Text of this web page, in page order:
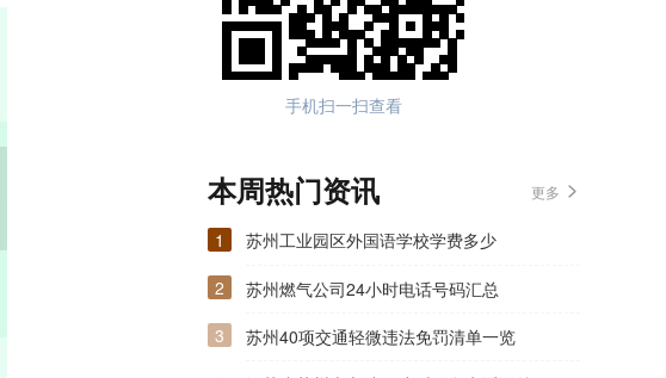
手机扫一扫查看
本周热门资讯 更多
1
苏州工业园区外国语学校学费多少
2
苏州燃气公司24小时电话号码汇总
3
苏州40项交通轻微违法免罚清单一览